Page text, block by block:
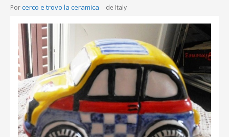
Porcerco e trovo la ceramica de Italy